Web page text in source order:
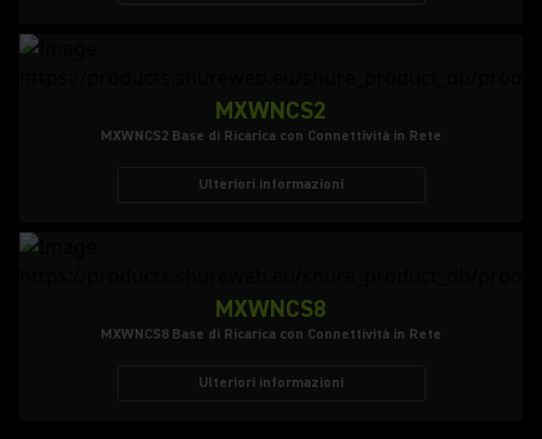
MXWNCS2
MXWNCS2 Base di Ricarica con Connettività in Rete
Ulteriori informazioni
MXWNCS8
MXWNCS8 Base di Ricarica con Connettività in Rete
Ulteriori informazioni